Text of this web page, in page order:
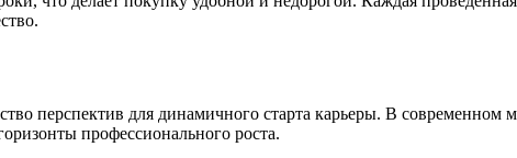
перспектив для динамичного старта карьеры. В современном
профессионального роста.